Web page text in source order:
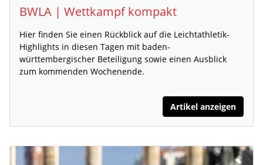
BWLA | Wettkampf kompakt
Hier finden Sie einen Rückblick auf die Leichtathletik-
Highlights in diesen Tagen mit baden-
württembergischer Beteiligung sowie einen Ausblick
zum kommenden Wochenende.
Artikel anzeigen